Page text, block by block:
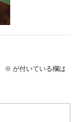
※ が付いている欄は